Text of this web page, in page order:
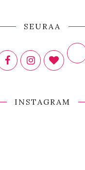
SEURAA
INSTAGRAM